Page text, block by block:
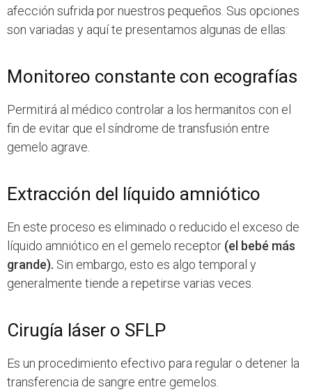
afección sufrida por nuestros pequeños. Sus opciones
son variadas y aquí te presentamos algunas de ellas:
Monitoreo constante con ecografías
Permitirá al médico controlar a los hermanitos con el
fin de evitar que el síndrome de transfusión entre
gemelo agrave.
Extracción del líquido amniótico
En este proceso es eliminado o reducido el exceso de
líquido amniótico en el gemelo receptor (el bebé más
grande). Sin embargo, esto es algo temporal y
generalmente tiende a repetirse varias veces.
Cirugía láser o SFLP
Es un procedimiento efectivo para regular o detener la
transferencia de sangre entre gemelos.